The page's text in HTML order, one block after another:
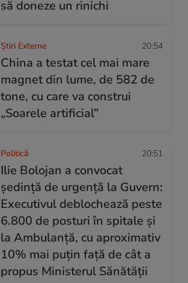
să doneze un rinichi
Știri Externe 20:54
China a testat cel mai mare
magnet din lume, de 582 de
tone, cu care va construi
„Soarele artificial”
Politică 20:51
Ilie Bolojan a convocat
ședință de urgență la Guvern:
Executivul deblochează peste
6.800 de posturi în spitale și
la Ambulanță, cu aproximativ
10% mai puțin față de cât a
propus Ministerul Sănătății